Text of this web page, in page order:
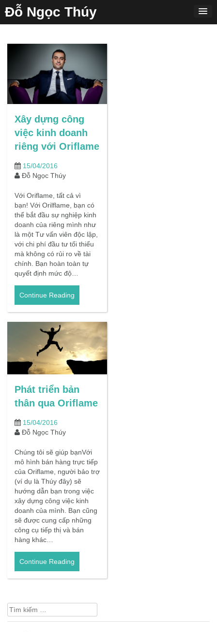
to
content
Đỗ Ngọc Thúy
Xây dựng công
việc kinh doanh
riêng với Oriflame
15/04/2016
Đỗ Ngọc Thúy
Với Oriflame, tất cả vì
bạn! Với Orilflame, bạn có
thể bắt đầu sự nghiệp kinh
doanh của riêng mình như
là một Tư vấn viên độc lập,
với chi phí đầu tư tối thiểu
mà không có rủi ro về tài
chính. Bạn hoàn toàn tự
quyết định mức độ…
Continue Reading
Phát triển bản
thân qua Oriflame
15/04/2016
Đỗ Ngọc Thúy
Chúng tôi sẽ giúp bạnVới
mô hình bán hàng trực tiếp
của Oriflame, người bảo trợ
(ví dụ là Thúy đây) sẽ
hướng dẫn bạn trong việc
xây dựng công việc kinh
doanh của mình. Bạn cũng
sẽ được cung cấp những
công cụ tiếp thị và bán
hàng khác…
Continue Reading
Tìm
kiếm